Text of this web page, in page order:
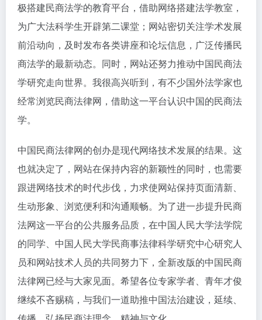
极搭建民商法学的教育平台，借助网络搭建法学教室，
为广大法科学生开辟第二课堂；网站密切关注学术发展
前沿动向，及时发布各类讲座和论坛信息，广泛传播民
商法学的最新动态。同时，网站还努力推动中国民商法
学研究走向世界。我很高兴听到，有不少国外法学家也
经常浏览民商法律网，借助这一平台认识中国的民商法
学。
中国民商法律网的创办是现代网络技术发展的结果。这
也就决定了，网站在保持内容的新颖性的同时，也需要
跟进网络技术的时代步伐，力求使网站保持页面清新、
生动形象、浏览便利和沟通顺畅。为了进一步提升民商
法网这一平台的公共服务品质，在中国人民大学法学院
的同学、中国人民大学民商事法律科学研究中心研究人
员和网站技术人员的共同努力下，全新改版的中国民商
法律网已经与大家见面。希望各位专家学者、青年才俊
继续不吝赐稿，与我们一道助推中国法治建设，延续、